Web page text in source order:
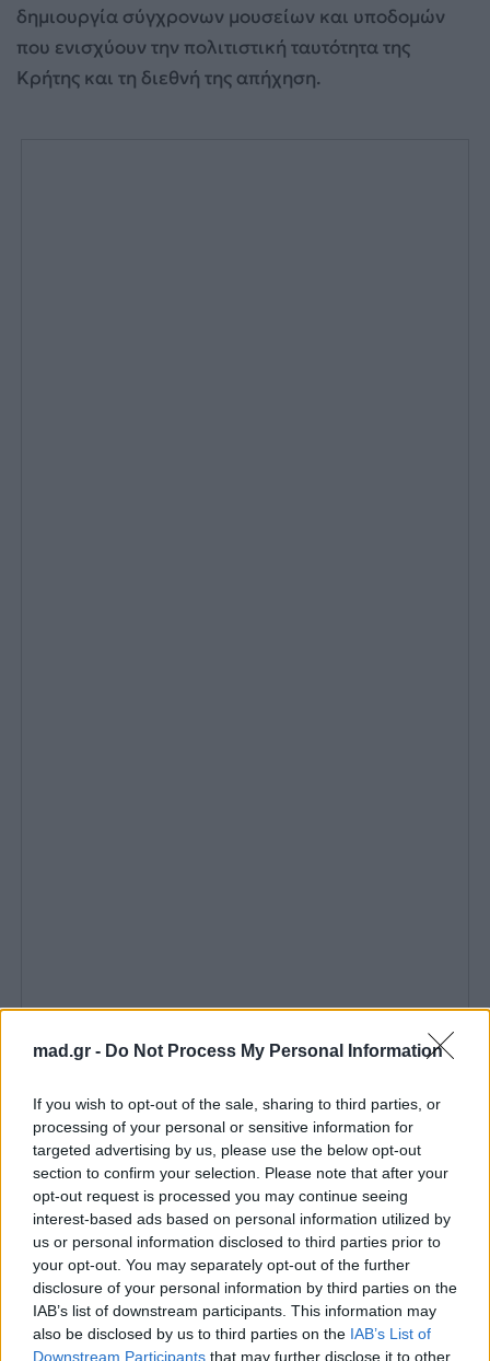
mad.gr - Do Not Process My Personal Information
If you wish to opt-out of the sale, sharing to third parties, or
processing of your personal or sensitive information for
targeted advertising by us, please use the below opt-out
section to confirm your selection. Please note that after your
opt-out request is processed you may continue seeing
interest-based ads based on personal information utilized by
us or personal information disclosed to third parties prior to
your opt-out. You may separately opt-out of the further
disclosure of your personal information by third parties on the
IAB’s list of downstream participants. This information may
also be disclosed by us to third parties on the IAB’s List of
Downstream Participants that may further disclose it to other
δημιουργία σύγχρονων μουσείων και υποδομών
που ενισχύουν την πολιτιστική ταυτότητα της
Κρήτης και τη διεθνή της απήχηση.
Οι εκδηλώσεις για την ένταξη των Μινωικών
Κληρονομιάς θα συνεχιστούν σε Κνωσό,
Αρχάνες και Ζώμινθο , ολοκληρώνοντας ένα
τριήμερο δράσεων που αναδεικνύει τη σύνδεση του
παρελθόντος με το παρόν και ενισχύει τον ρόλο της
Κρήτης ως ζωντανού πυρήνα παγκόσμιου
πολιτισμού.
«Γαλάζια Σημαία 2026»: 2η θέση η Ελλάδα –
Ποιες ακτές της Αττικής βραβεύτηκαν